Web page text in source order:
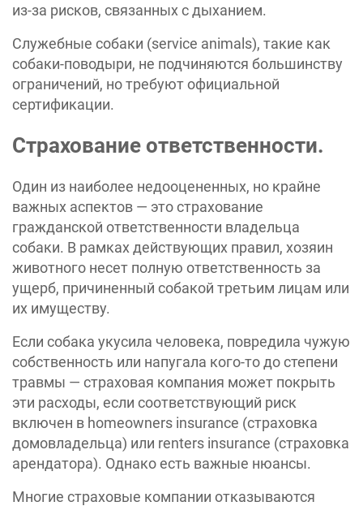
из-за рисков, связанных с дыханием.
Служебные собаки (service animals), такие как
собаки-поводыри, не подчиняются большинству
ограничений, но требуют официальной
сертификации.
Страхование ответственности.
Один из наиболее недооцененных, но крайне
важных аспектов — это страхование
гражданской ответственности владельца
собаки. В рамках действующих правил, хозяин
животного несет полную ответственность за
ущерб, причиненный собакой третьим лицам или
их имуществу.
Если собака укусила человека, повредила чужую
собственность или напугала кого-то до степени
травмы — страховая компания может покрыть
эти расходы, если соответствующий риск
включен в homeowners insurance (страховка
домовладельца) или renters insurance (страховка
арендатора). Однако есть важные нюансы.
Многие страховые компании отказываются